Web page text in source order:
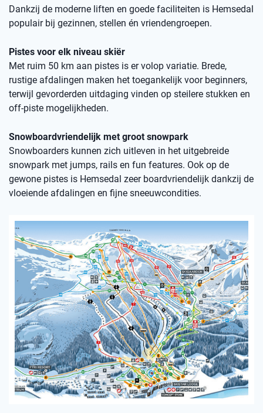
Dankzij de moderne liften en goede faciliteiten is Hemsedal
populair bij gezinnen, stellen én vriendengroepen.
Pistes voor elk niveau skiër
Met ruim 50 km aan pistes is er volop variatie. Brede,
rustige afdalingen maken het toegankelijk voor beginners,
terwijl gevorderden uitdaging vinden op steilere stukken en
off-piste mogelijkheden.
Snowboardvriendelijk met groot snowpark
Snowboarders kunnen zich uitleven in het uitgebreide
snowpark met jumps, rails en fun features. Ook op de
gewone pistes is Hemsedal zeer boardvriendelijk dankzij de
vloeiende afdalingen en fijne sneeuwcondities.